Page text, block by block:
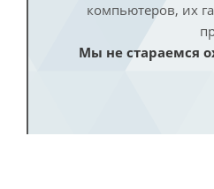
компьютеров, их
Мы не стараемся